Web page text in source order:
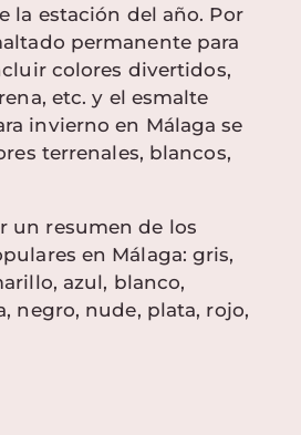
la estación del año. Por
permanente para
colores divertidos,
etc. y el esmalte
invierno en Málaga se
terrenales, blancos,
un resumen de los
en Málaga: gris,
azul, blanco,
negro, nude, plata, rojo,